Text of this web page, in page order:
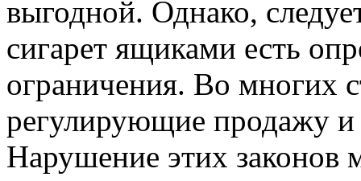
выгодной. Однако,
сигарет ящиками есть
ограничения. Во многих
регулирующие продажу и
Нарушение этих законов